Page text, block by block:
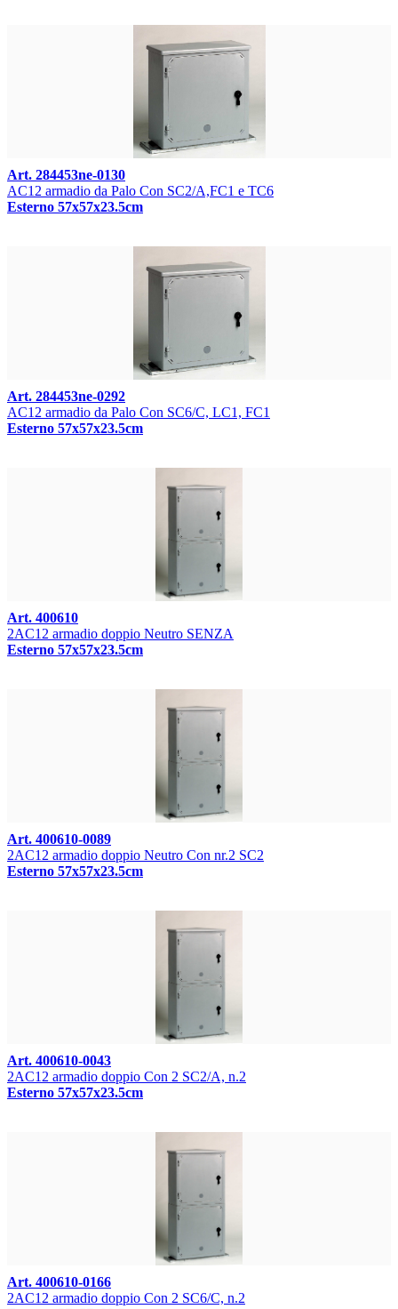
Art. 284453ne-0130
AC12 armadio da Palo Con SC2/A,FC1 e TC6
Esterno 57x57x23.5cm
Art. 284453ne-0292
AC12 armadio da Palo Con SC6/C, LC1, FC1
Esterno 57x57x23.5cm
Art. 400610
2AC12 armadio doppio Neutro SENZA
Esterno 57x57x23.5cm
Art. 400610-0089
2AC12 armadio doppio Neutro Con nr.2 SC2
Esterno 57x57x23.5cm
Art. 400610-0043
2AC12 armadio doppio Con 2 SC2/A, n.2
Esterno 57x57x23.5cm
Art. 400610-0166
2AC12 armadio doppio Con 2 SC6/C, n.2